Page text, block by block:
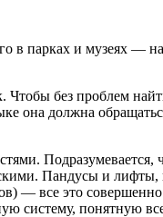
в парках и музеях
Чтобы без проблем
она должна
Пандусы и
— все это
систему, понятную